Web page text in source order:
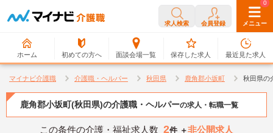
求人検索 会員登録 メニュー
ホーム 初めての方へ 面談会場一覧
0
保存した求人
0
最近見た求人
マイナビ介護職 介護職・ヘルパー 秋田県 鹿角郡小坂町 秋田県の
鹿角郡小坂町(秋田県)の介護職・ヘルパーの求人・転職一覧
この条件の介護・福祉求人数 2件 ＋非公開求人